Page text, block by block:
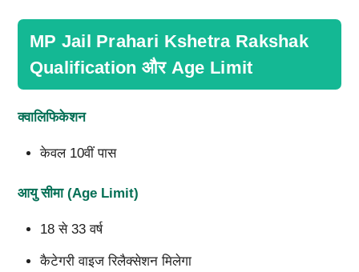
MP Jail Prahari Kshetra Rakshak
Qualification और Age Limit
क्वालिफिकेशन
केवल 10वीं पास
आयु सीमा (Age Limit)
18 से 33 वर्ष
कैटेगरी वाइज रिलैक्सेशन मिलेगा